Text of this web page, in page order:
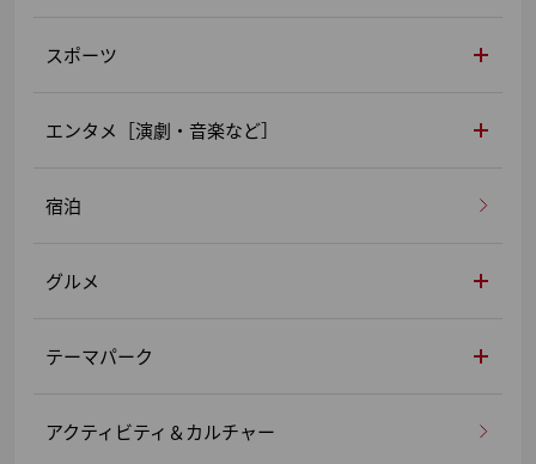
スポーツ
エンタメ［演劇・音楽など］
宿泊
グルメ
テーマパーク
アクティビティ＆カルチャー